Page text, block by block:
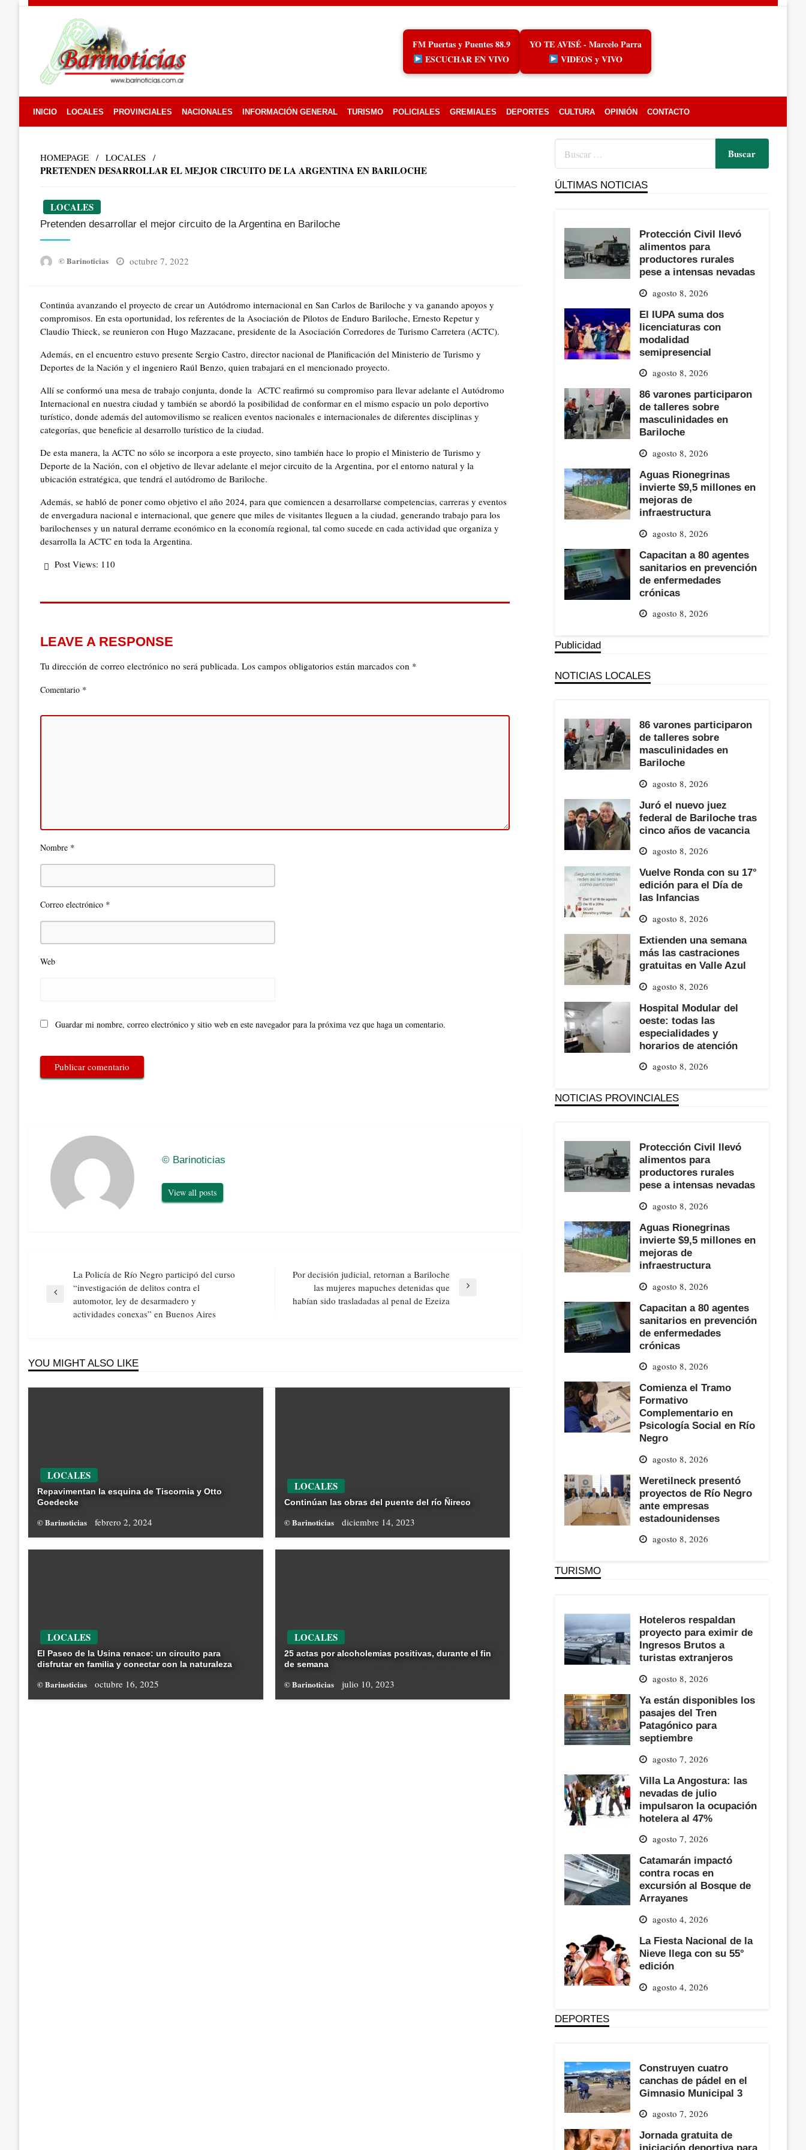
FM Puertas y Puentes 88.9
ESCUCHAR EN VIVO
YO TE AVISÉ - Marcelo Parra
VIDEOS y VIVO
INICIO LOCALES PROVINCIALES NACIONALES INFORMACIÓN GENERAL TURISMO POLICIALES GREMIALES DEPORTES CULTURA OPINIÓN CONTACTO
HOMEPAGE LOCALES
PRETENDEN DESARROLLAR EL MEJOR CIRCUITO DE LA ARGENTINA EN BARILOCHE
LOCALES
Pretenden desarrollar el mejor circuito de la Argentina en Bariloche
© Barinoticias
Posted
octubre 7, 2022
Continúa avanzando el proyecto de crear un Autódromo internacional en San Carlos de Bariloche y va ganando apoyos y
compromisos. En esta oportunidad, los referentes de la Asociación de Pilotos de Enduro Bariloche, Ernesto Repetur y
Claudio Thieck, se reunieron con Hugo Mazzacane, presidente de la Asociación Corredores de Turismo Carretera (ACTC).
Además, en el encuentro estuvo presente Sergio Castro, director nacional de Planificación del Ministerio de Turismo y
Deportes de la Nación y el ingeniero Raúl Benzo, quien trabajará en el mencionado proyecto.
Allí se conformó una mesa de trabajo conjunta, donde la ACTC reafirmó su compromiso para llevar adelante el Autódromo
Internacional en nuestra ciudad y también se abordó la posibilidad de conformar en el mismo espacio un polo deportivo
turístico, donde además del automovilismo se realicen eventos nacionales e internacionales de diferentes disciplinas y
categorías, que beneficie al desarrollo turístico de la ciudad.
De esta manera, la ACTC no sólo se incorpora a este proyecto, sino también hace lo propio el Ministerio de Turismo y
Deporte de la Nación, con el objetivo de llevar adelante el mejor circuito de la Argentina, por el entorno natural y la
ubicación estratégica, que tendrá el autódromo de Bariloche.
Además, se habló de poner como objetivo el año 2024, para que comiencen a desarrollarse competencias, carreras y eventos
de envergadura nacional e internacional, que genere que miles de visitantes lleguen a la ciudad, generando trabajo para los
barilochenses y un natural derrame económico en la economía regional, tal como sucede en cada actividad que organiza y
desarrolla la ACTC en toda la Argentina.
Post Views: 110
LEAVE A RESPONSE
Tu dirección de correo electrónico no será publicada. Los campos obligatorios están marcados con *
Comentario *
Nombre *
Correo electrónico *
Web
Guardar mi nombre, correo electrónico y sitio web en este navegador para la próxima vez que haga un comentario.
© Barinoticias
View all posts
Navegación
entradas
Previous
La Policía de Río Negro participó del curso
“investigación de delitos contra el
automotor, ley de desarmadero y
actividades conexas” en Buenos Aires
Post
Por decisión judicial, retornan a Bariloche
las mujeres mapuches detenidas que
habían sido trasladadas al penal de Ezeiza
YOU MIGHT ALSO LIKE
LOCALES
Repavimentan la esquina de Tiscornia y Otto
Goedecke
© Barinoticias febrero 2, 2024
LOCALES
Continúan las obras del puente del río Ñireco
© Barinoticias diciembre 14, 2023
LOCALES
El Paseo de la Usina renace: un circuito para
disfrutar en familia y conectar con la naturaleza
© Barinoticias octubre 16, 2025
LOCALES
25 actas por alcoholemias positivas, durante el fin
de semana
© Barinoticias julio 10, 2023
ÚLTIMAS NOTICIAS
Protección Civil llevó
alimentos para
productores rurales
pese a intensas nevadas
agosto 8, 2026
El IUPA suma dos
licenciaturas con
modalidad
semipresencial
agosto 8, 2026
86 varones participaron
de talleres sobre
masculinidades en
Bariloche
agosto 8, 2026
Aguas Rionegrinas
invierte $9,5 millones en
mejoras de
infraestructura
agosto 8, 2026
Capacitan a 80 agentes
sanitarios en prevención
de enfermedades
crónicas
agosto 8, 2026
Publicidad
NOTICIAS LOCALES
86 varones participaron
de talleres sobre
masculinidades en
Bariloche
agosto 8, 2026
Juró el nuevo juez
federal de Bariloche tras
cinco años de vacancia
agosto 8, 2026
Vuelve Ronda con su 17°
edición para el Día de
las Infancias
agosto 8, 2026
Extienden una semana
más las castraciones
gratuitas en Valle Azul
agosto 8, 2026
Hospital Modular del
oeste: todas las
especialidades y
horarios de atención
agosto 8, 2026
NOTICIAS PROVINCIALES
Protección Civil llevó
alimentos para
productores rurales
pese a intensas nevadas
agosto 8, 2026
Aguas Rionegrinas
invierte $9,5 millones en
mejoras de
infraestructura
agosto 8, 2026
Capacitan a 80 agentes
sanitarios en prevención
de enfermedades
crónicas
agosto 8, 2026
Comienza el Tramo
Formativo
Complementario en
Psicología Social en Río
Negro
agosto 8, 2026
Weretilneck presentó
proyectos de Río Negro
ante empresas
estadounidenses
agosto 8, 2026
TURISMO
Hoteleros respaldan
proyecto para eximir de
Ingresos Brutos a
turistas extranjeros
agosto 8, 2026
Ya están disponibles los
pasajes del Tren
Patagónico para
septiembre
agosto 7, 2026
Villa La Angostura: las
nevadas de julio
impulsaron la ocupación
hotelera al 47%
agosto 7, 2026
Catamarán impactó
contra rocas en
excursión al Bosque de
Arrayanes
agosto 4, 2026
La Fiesta Nacional de la
Nieve llega con su 55°
edición
agosto 4, 2026
DEPORTES
Construyen cuatro
canchas de pádel en el
Gimnasio Municipal 3
agosto 7, 2026
Jornada gratuita de
iniciación deportiva para